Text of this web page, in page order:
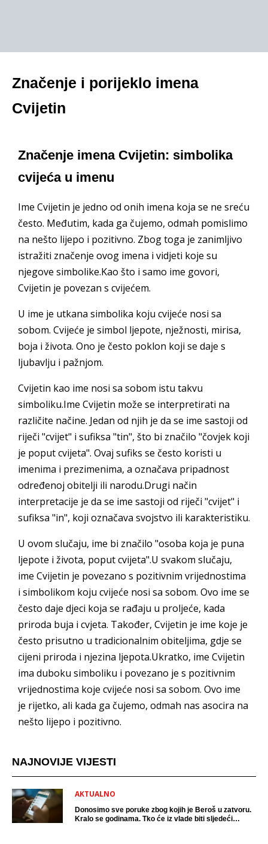
Značenje i porijeklo imena
Cvijetin
Značenje imena Cvijetin: simbolika
cvijeća u imenu
Ime Cvijetin je jedno od onih imena koja se ne sreću
često. Međutim, kada ga čujemo, odmah pomislimo
na nešto lijepo i pozitivno. Zbog toga je zanimljivo
istražiti značenje ovog imena i vidjeti koje su
njegove simbolike.Kao što i samo ime govori,
Cvijetin je povezan s cvijećem.
U ime je utkana simbolika koju cvijeće nosi sa
sobom. Cvijeće je simbol ljepote, nježnosti, mirisa,
boja i života. Ono je često poklon koji se daje s
ljubavlju i pažnjom.
Cvijetin kao ime nosi sa sobom istu takvu
simboliku.Ime Cvijetin može se interpretirati na
različite načine. Jedan od njih je da se ime sastoji od
riječi "cvijet" i sufiksa "tin", što bi značilo "čovjek koji
je poput cvijeta". Ovaj sufiks se često koristi u
imenima i prezimenima, a označava pripadnost
određenoj obitelji ili narodu.Drugi način
interpretacije je da se ime sastoji od riječi "cvijet" i
sufiksa "in", koji označava svojstvo ili karakteristiku.
U ovom slučaju, ime bi značilo "osoba koja je puna
ljepote i života, poput cvijeta".U svakom slučaju,
ime Cvijetin je povezano s pozitivnim vrijednostima
i simbolikom koju cvijeće nosi sa sobom. Ovo ime se
često daje djeci koja se rađaju u proljeće, kada
priroda buja i cvjeta. Također, Cvijetin je ime koje je
često prisutno u tradicionalnim obiteljima, gdje se
cijeni priroda i njezina ljepota.Ukratko, ime Cvijetin
ima duboku simboliku i povezano je s pozitivnim
vrijednostima koje cvijeće nosi sa sobom. Ovo ime
je rijetko, ali kada ga čujemo, odmah nas asocira na
nešto lijepo i pozitivno.
NAJNOVIJE VIJESTI
AKTUALNO
Donosimo sve poruke zbog kojih je Beroš u zatvoru.
Kralo se godinama. Tko će iz vlade biti sljedeći